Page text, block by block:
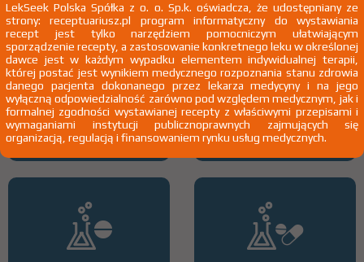
4)Pacjenci do ukończenia 18 roku życia
Wszystkie dawki leku ATC
LekSeek Polska Spółka z o. o. Sp.k. oświadcza, że udostępniany ze
strony: receptuariusz.pl program informatyczny do wystawiania
recept jest tylko narzędziem pomocniczym ułatwiającym
sporządzenie recepty, a zastosowanie konkretnego leku w określonej
dawce jest w każdym wypadku elementem indywidualnej terapii,
której postać jest wynikiem medycznego rozpoznania stanu zdrowia
danego pacjenta dokonanego przez lekarza medycyny i na jego
wyłączną odpowiedzialność zarówno pod względem medycznym, jak i
formalnej zgodności wystawianej recepty z właściwymi przepisami i
wymaganiami instytucji publicznoprawnych zajmujących się
organizacją, regulacją i finansowaniem rynku usług medycznych.